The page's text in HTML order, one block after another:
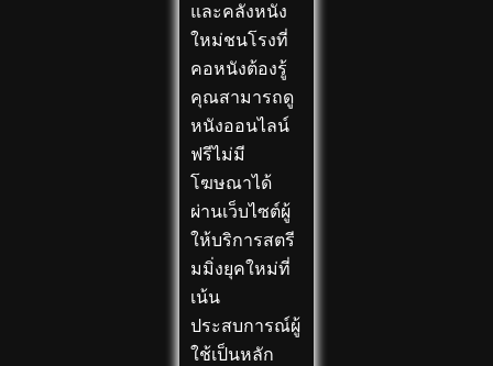
และคลังหนัง
ใหม่ชนโรงที่
คอหนังต้องรู้
คุณสามารถดู
หนังออนไลน์
ฟรีไม่มี
โฆษณาได้
ผ่านเว็บไซต์ผู้
ให้บริการสตรี
มมิ่งยุคใหม่ที่
เน้น
ประสบการณ์ผู้
ใช้เป็นหลัก